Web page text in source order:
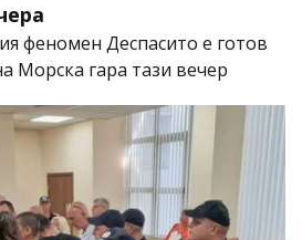
феномен Деспасито е готов
Морска гара тази вечер